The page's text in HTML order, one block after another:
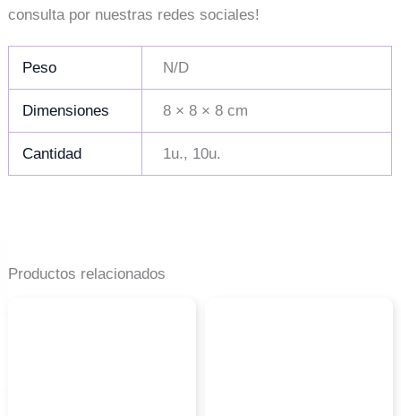
consulta por nuestras redes sociales!
Peso N/D
Dimensiones 8 × 8 × 8 cm
Cantidad 1u., 10u.
Productos relacionados